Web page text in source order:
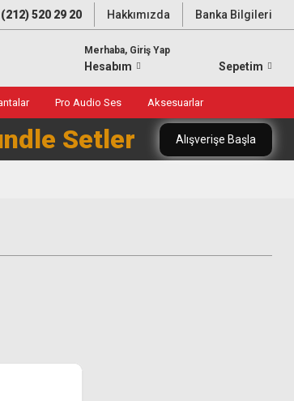
(212) 520 29 20 Hakkımızda Banka Bilgileri
Merhaba, Giriş Yap
Hesabım Sepetim
Pro Audio Ses Aksesuarlar
Setler Alışverişe Başla